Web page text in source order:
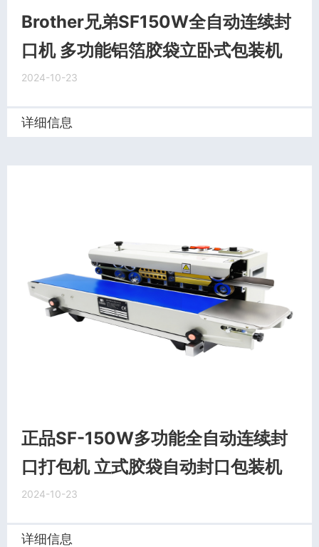
Brother兄弟SF150W全自动连续封
口机 多功能铝箔胶袋立卧式包装机
2024-10-23
详细信息
正品SF-150W多功能全自动连续封
口打包机 立式胶袋自动封口包装机
2024-10-23
详细信息